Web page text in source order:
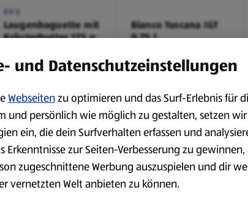
BBQ
Laugenbaguette mit
Kräuterbutter 175 g
(4,51 €/1 kg)
0,79 € 1,29 €
Bianco Toscana IGT
0,75 l
(3,72 €/1 l)
2,79 € 3,49 €
Sortiment.
und Datenschutzeinstellungen
Webseitenzu optimieren und das Surf-Erlebnis für
und persönlich wie möglich zu gestalten, setzen wir
ein, die dein Surfverhalten erfassen und
Erkenntnisse zur Seiten-Verbesserung zu gewinnen,
zugeschnittene Werbung auszuspielen und dir
vernetzten Welt anbieten zu können.